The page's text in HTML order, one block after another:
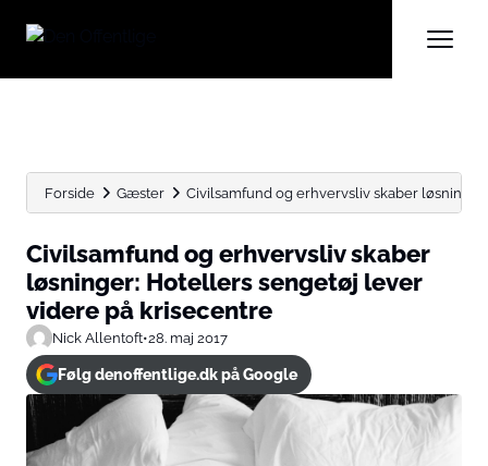
Forside Gæster Civilsamfund og erhvervsliv skaber
Civilsamfund og erhvervsliv skaber
løsninger: Hotellers sengetøj lever
videre på krisecentre
Nick Allentoft•28. maj 2017
Følg denoffentlige.dk på Google